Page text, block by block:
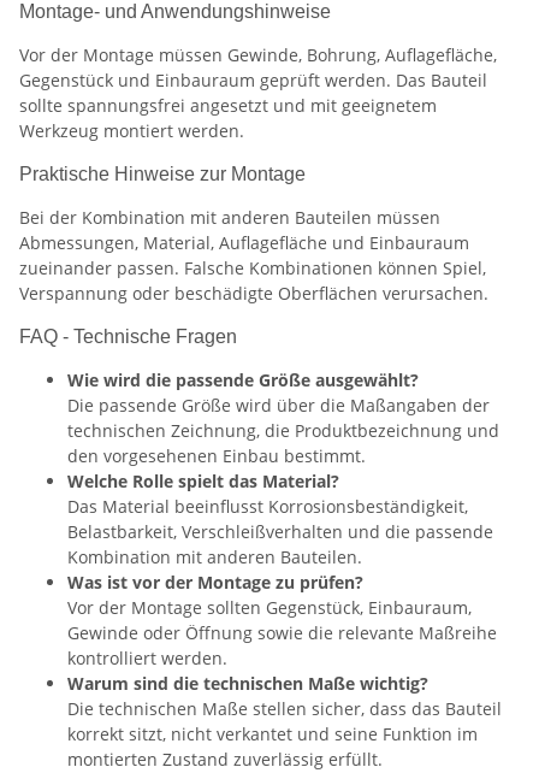
Montage- und Anwendungshinweise
Vor der Montage müssen Gewinde, Bohrung, Auflagefläche,
Gegenstück und Einbauraum geprüft werden. Das Bauteil
sollte spannungsfrei angesetzt und mit geeignetem
Werkzeug montiert werden.
Praktische Hinweise zur Montage
Bei der Kombination mit anderen Bauteilen müssen
Abmessungen, Material, Auflagefläche und Einbauraum
zueinander passen. Falsche Kombinationen können Spiel,
Verspannung oder beschädigte Oberflächen verursachen.
FAQ - Technische Fragen
Wie wird die passende Größe ausgewählt?
Die passende Größe wird über die Maßangaben der
technischen Zeichnung, die Produktbezeichnung und
den vorgesehenen Einbau bestimmt.
Welche Rolle spielt das Material?
Das Material beeinflusst Korrosionsbeständigkeit,
Belastbarkeit, Verschleißverhalten und die passende
Kombination mit anderen Bauteilen.
Was ist vor der Montage zu prüfen?
Vor der Montage sollten Gegenstück, Einbauraum,
Gewinde oder Öffnung sowie die relevante Maßreihe
kontrolliert werden.
Warum sind die technischen Maße wichtig?
Die technischen Maße stellen sicher, dass das Bauteil
korrekt sitzt, nicht verkantet und seine Funktion im
montierten Zustand zuverlässig erfüllt.